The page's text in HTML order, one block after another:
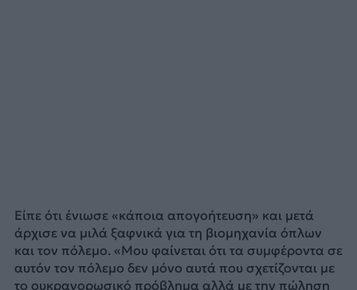
Είπε ότι ένιωσε «κάποια απογοήτευση» και μετά
άρχισε να μιλά ξαφνικά για τη βιομηχανία όπλων
και τον πόλεμο. «Μου φαίνεται ότι τα συμφέροντα σε
αυτόν τον πόλεμο δεν μόνο αυτά που σχετίζονται με
το ουκρανορωσικό πρόβλημα αλλά με την πώληση